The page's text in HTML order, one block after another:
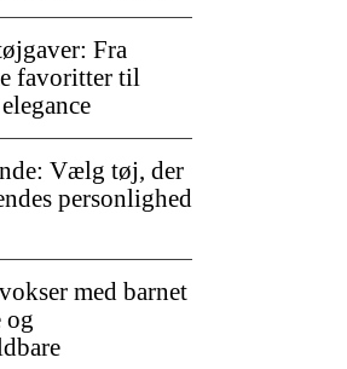
Fra
favoritter til
Vælg tøj, der
personlighed
med barnet
og